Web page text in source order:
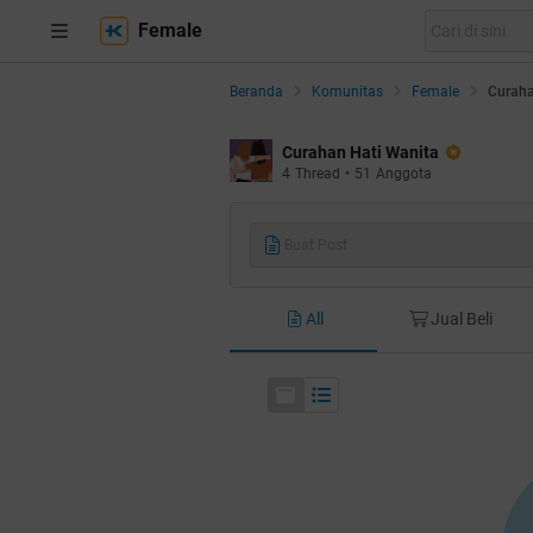
Female
Beranda Komunitas Female
Curahan Hati Wanita
4 Thread • 51 Anggota
All Jual Beli